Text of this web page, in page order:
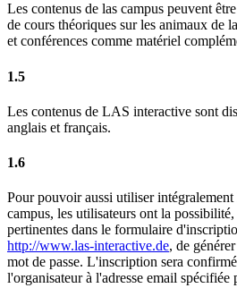
Les contenus de las campus peuvent
de cours théoriques sur les animaux de
et conférences comme matériel
1.5
Les contenus de LAS interactive sont
anglais et français.
1.6
Pour pouvoir aussi utiliser
campus, les utilisateurs ont la
pertinentes dans le formulaire
http://www.las-interactive.de, de
mot de passe. L'inscription sera
l'organisateur à l'adresse email spécifiée